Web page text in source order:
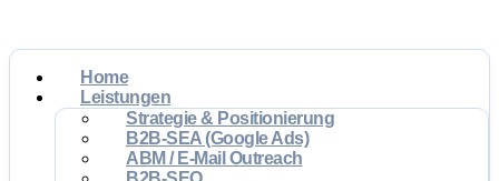
Home
Leistungen
Strategie & Positionierung
B2B-SEA (Google Ads)
ABM / E-Mail Outreach